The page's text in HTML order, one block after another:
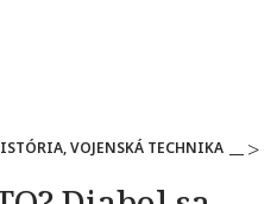
VOJENSKÁ TECHNIKA